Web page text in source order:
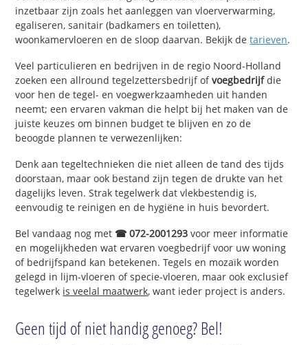
inzetbaar zijn zoals het aanleggen van vloerverwarming,
egaliseren, sanitair (badkamers en toiletten),
woonkamervloeren en de sloop daarvan. Bekijk detarieven.
Veel particulieren en bedrijven in de regio Noord-Holland
zoeken een allround tegelzettersbedrijf ofvoegbedrijfdie
voor hen de tegel- en voegwerkzaamheden uit handen
neemt; een ervaren vakman die helpt bij het maken van de
juiste keuzes om binnen budget te blijven en zo de
beoogde plannen te verwezenlijken:
Denk aan tegeltechnieken die niet alleen de tand des tijds
doorstaan, maar ook bestand zijn tegen de drukte van het
dagelijks leven. Strak tegelwerk dat vlekbestendig is,
eenvoudig te reinigen en de hygiëne in huis bevordert.
Bel vandaag nog met ☎ 072-2001293 voor meer informatie
en mogelijkheden wat ervaren voegbedrijf voor uw woning
of bedrijfspand kan betekenen. Tegels en mozaïk worden
gelegd in lijm-vloeren of specie-vloeren, maar ook exclusief
tegelwerk is veelal maatwerk, want ieder project is anders.
Geen tijd of niet handig genoeg? Bel!